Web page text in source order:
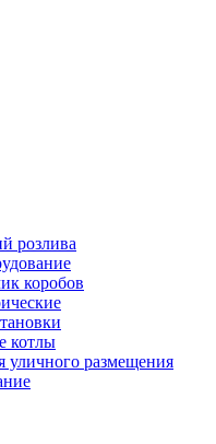
розлива
коробов
котлы
уличного размещения